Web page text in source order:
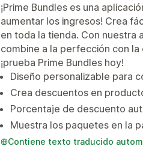
¡Prime Bundles es una
aumentar los ingresos! Crea
en toda la tienda. Con nuestra
combine a la perfección con
¡prueba Prime Bundles hoy!
Diseño personalizable para
Crea descuentos en
Porcentaje de descuento
Muestra los paquetes en la
Contiene texto traducido